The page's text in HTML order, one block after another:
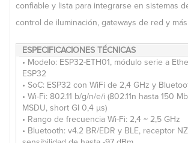
confiable y lista para integrarse en sistemas
control de iluminación, gateways de red y
ESPECIFICACIONES TÉCNICAS
• Modelo: ESP32-ETH01, módulo serie a
ESP32
• SoC: ESP32 con WiFi de 2,4 GHz y
• Wi-Fi: 802.11 b/g/n/e/i (802.11n hasta 150
MSDU, short GI 0,4 μs)
• Rango de frecuencia Wi-Fi: 2,4 ~ 2,5 GHz
• Bluetooth: v4.2 BR/EDR y BLE, receptor